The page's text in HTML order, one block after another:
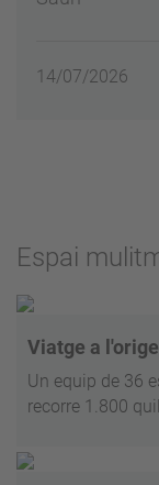
14/07/2026
Espai
Viatge a
Un equip de 36
recorre 1.800